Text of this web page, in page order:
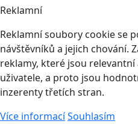
Reklamní
Reklamní soubory cookie se
návštěvníků a jejich chování.
reklamy, které jsou
uživatele, a proto jsou
inzerenty třetích stran.
Více informacíSouhlasím